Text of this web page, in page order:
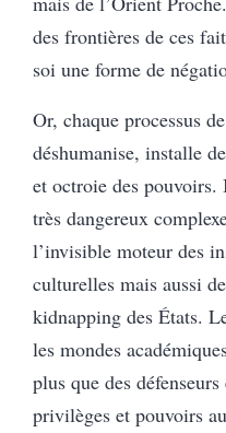
des frontières de ces
soi une forme de
Or, chaque processus
déshumanise, installe
et octroie des
très dangereux
l’invisible moteur des
culturelles mais aussi
kidnapping des États.
les mondes
plus que des
privilèges et pouvoirs